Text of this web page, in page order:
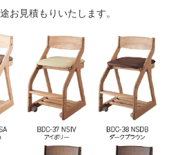
お見積もりいたします。